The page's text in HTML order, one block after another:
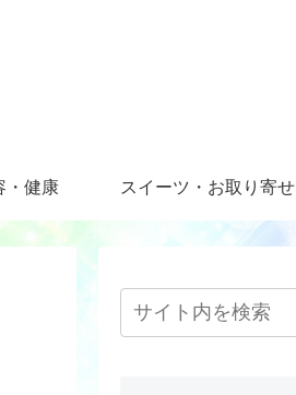
・健康 スイーツ・お取り寄せ